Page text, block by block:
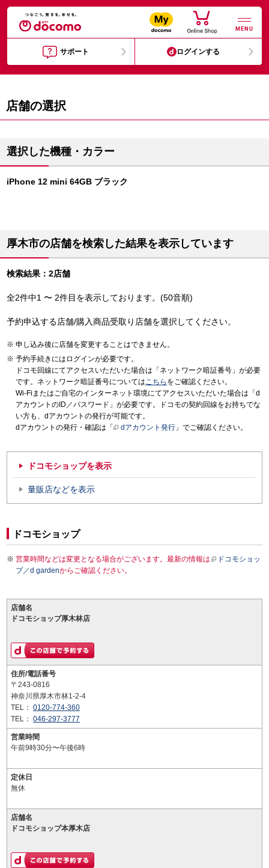
MENU
サポート ログインする
店舗の選択
選択した機種・カラー
iPhone 12 mini 64GB ブラック
厚木市の店舗を検索した結果を表示しています
検索結果：2店舗
全2件中1 〜 2件目を表示しております。(50音順)
予約申込する店舗/購入商品受取り店舗を選択してください。
申し込み後に店舗を変更することはできません。
予約手続きにはログインが必要です。
ドコモ回線にてアクセスいただいた場合は「ネットワーク暗証番号」が必要
です。ネットワーク暗証番号についてはこちら をご確認ください。
Wi-Fiまたはご自宅のインターネット環境にてアクセスいただいた場合は「d
アカウントのID／パスワード」が必要です。ドコモの契約回線をお持ちでな
い方も、dアカウントの発行が可能です。
dアカウントの発行・確認は「
dアカウント発行 」でご確認ください。
ドコモショップを表示
量販店などを表示
ドコモショップ
営業時間などは変更となる場合がございます。最新の情報は
ドコモショッ
プ／d gardenからご確認ください。
店舗名
ドコモショップ厚木林店
住所/電話番号
〒243-0816
神奈川県厚木市林1-2-4
TEL： 0120-774-360
TEL： 046-297-3777
営業時間
午前9時30分〜午後6時
定休日
無休
店舗名
ドコモショップ本厚木店